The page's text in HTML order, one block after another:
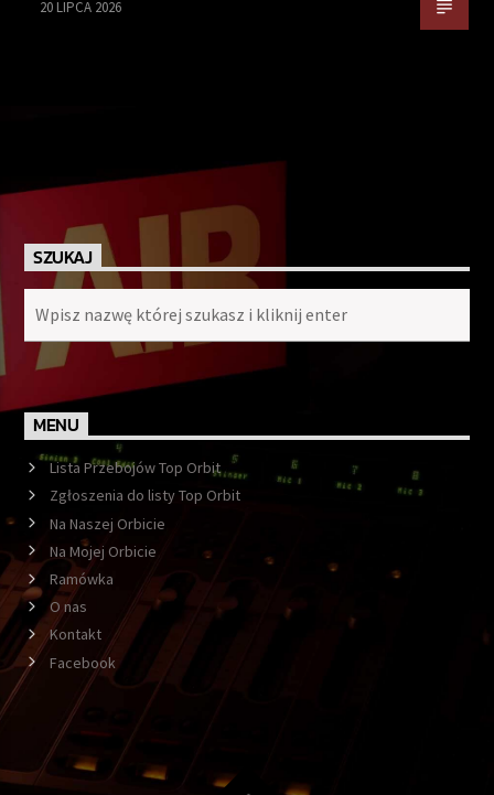
20 LIPCA 2026
SZUKAJ
MENU
Lista Przebojów Top Orbit
Zgłoszenia do listy Top Orbit
Na Naszej Orbicie
Na Mojej Orbicie
Ramówka
O nas
Kontakt
Facebook